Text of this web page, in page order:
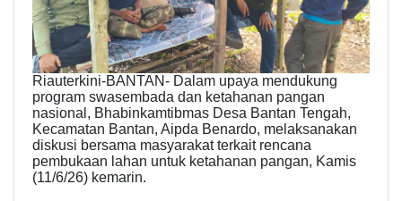
Riauterkini-BANTAN- Dalam upaya mendukung
program swasembada dan ketahanan pangan
nasional, Bhabinkamtibmas Desa Bantan Tengah,
Kecamatan Bantan, Aipda Benardo, melaksanakan
diskusi bersama masyarakat terkait rencana
pembukaan lahan untuk ketahanan pangan, Kamis
(11/6/26) kemarin.